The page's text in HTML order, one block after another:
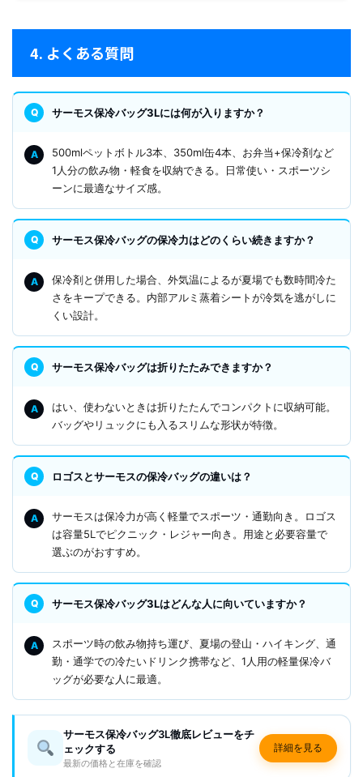
4. よくある質問
サーモス保冷バッグ3Lには何が入りますか？
500mlペットボトル3本、350ml缶4本、お弁当+保冷剤など
1人分の飲み物・軽食を収納できる。日常使い・スポーツシ
ーンに最適なサイズ感。
サーモス保冷バッグの保冷力はどのくらい続きますか？
保冷剤と併用した場合、外気温によるが夏場でも数時間冷た
さをキープできる。内部アルミ蒸着シートが冷気を逃がしに
くい設計。
サーモス保冷バッグは折りたたみできますか？
はい、使わないときは折りたたんでコンパクトに収納可能。
バッグやリュックにも入るスリムな形状が特徴。
ロゴスとサーモスの保冷バッグの違いは？
サーモスは保冷力が高く軽量でスポーツ・通勤向き。ロゴス
は容量5Lでピクニック・レジャー向き。用途と必要容量で
選ぶのがおすすめ。
サーモス保冷バッグ3Lはどんな人に向いていますか？
スポーツ時の飲み物持ち運び、夏場の登山・ハイキング、通
勤・通学での冷たいドリンク携帯など、1人用の軽量保冷バ
ッグが必要な人に最適。
サーモス保冷バッグ3L徹底レビューをチ
ェックする
最新の価格と在庫を確認
詳細を見る